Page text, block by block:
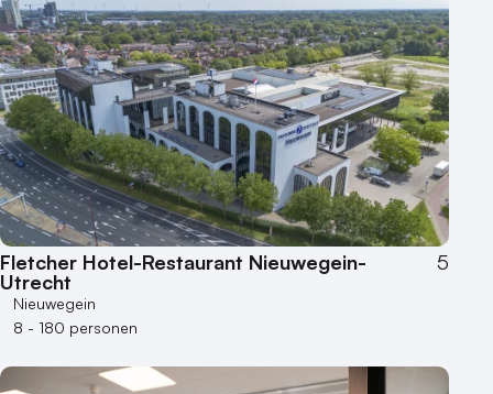
Fletcher Hotel-Restaurant Nieuwegein-
Utrecht
5
Nieuwegein
8 - 180 personen